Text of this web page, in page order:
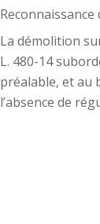
Reconnaissance
La démolition
L. 480-14
préalable, et au
l’absence de